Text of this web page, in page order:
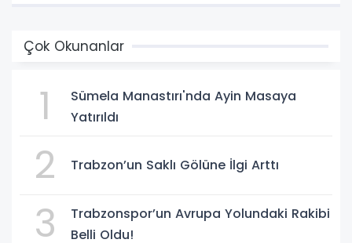
Çok Okunanlar
1
Sümela Manastırı'nda Ayin Masaya
Yatırıldı
2 Trabzon’un Saklı Gölüne İlgi Arttı
3
Trabzonspor’un Avrupa Yolundaki Rakibi
Belli Oldu!